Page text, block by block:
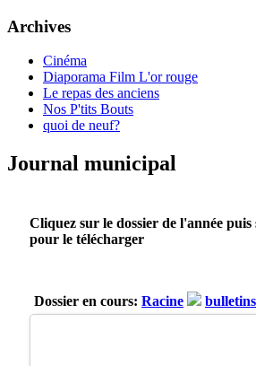
Archives
Cinéma
Diaporama Film L'or rouge
Le repas des anciens
Nos P'tits Bouts
quoi de neuf?
Journal municipal
Cliquez sur le dossier de l'année
pour le télécharger
Dossier en cours: Racine bulletins